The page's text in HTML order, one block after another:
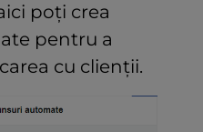
poți crea
pentru a
cu clienții.